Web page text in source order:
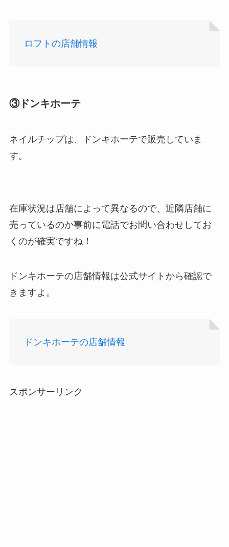
食紅はどこで買える？ダイソーやセリアなどの100
均で売ってる？
ロフトの店舗情報
③ドンキホーテ
ネイルチップは、ドンキホーテで販売していま
す。
在庫状況は店舗によって異なるので、近隣店舗に
売っているのか事前に電話でお問い合わせしてお
くのが確実ですね！
ドンキホーテの店舗情報は公式サイトから確認で
きますよ。
ドンキホーテの店舗情報
スポンサーリンク